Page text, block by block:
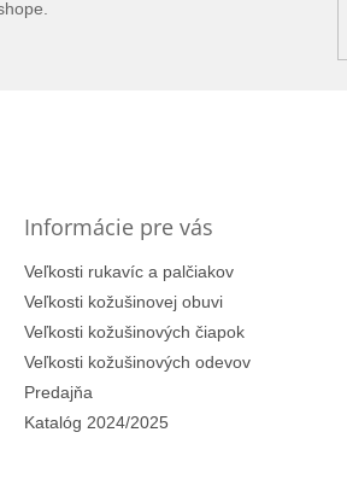
Informácie pre vás
Veľkosti rukavíc a palčiakov
Veľkosti kožušinovej obuvi
Veľkosti kožušinových čiapok
Veľkosti kožušinových odevov
Predajňa
Katalóg 2024/2025